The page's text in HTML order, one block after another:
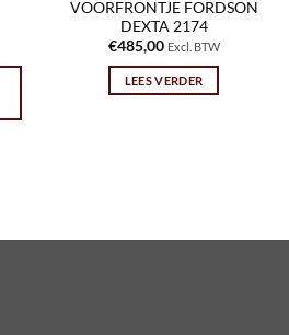
VOORFRONTJE FORDSON
DEXTA 2174
€485,00 Excl. BTW
LEES VERDER